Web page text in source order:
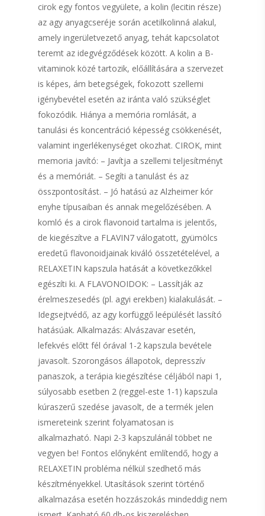
cirok egy fontos vegyülete, a kolin (lecitin része)
az agy anyagcseréje során acetilkolinná alakul,
amely ingerületvezető anyag, tehát kapcsolatot
teremt az idegvégződések között. A kolin a B-
vitaminok közé tartozik, előállítására a szervezet
is képes, ám betegségek, fokozott szellemi
igénybevétel esetén az iránta való szükséglet
fokozódik. Hiánya a memória romlását, a
tanulási és koncentráció képesség csökkenését,
valamint ingerlékenységet okozhat. CIROK, mint
memoria javító: – Javítja a szellemi teljesítményt
és a memóriát. – Segíti a tanulást és az
összpontosítást. – Jó hatású az Alzheimer kór
enyhe típusaiban és annak megelőzésében. A
komló és a cirok flavonoid tartalma is jelentős,
de kiegészítve a FLAVIN7 válogatott, gyümölcs
eredetű flavonoidjainak kiváló összetételével, a
RELAXETIN kapszula hatását a következőkkel
egészíti ki. A FLAVONOIDOK: – Lassítják az
érelmeszesedés (pl. agyi erekben) kialakulását. –
Idegsejtvédő, az agy korfüggő leépülését lassító
hatásúak. Alkalmazás: Alvászavar esetén,
lefekvés előtt fél órával 1-2 kapszula bevétele
javasolt. Szorongásos állapotok, depresszív
panaszok, a terápia kiegészítése céljából napi 1,
súlyosabb esetben 2 (reggel-este 1-1) kapszula
kúraszerű szedése javasolt, de a termék jelen
ismereteink szerint folyamatosan is
alkalmazható. Napi 2-3 kapszulánál többet ne
vegyen be! Fontos előnyként említendő, hogy a
RELAXETIN probléma nélkül szedhető más
készítményekkel. Utasítások szerint történő
alkalmazása esetén hozzászokás mindeddig nem